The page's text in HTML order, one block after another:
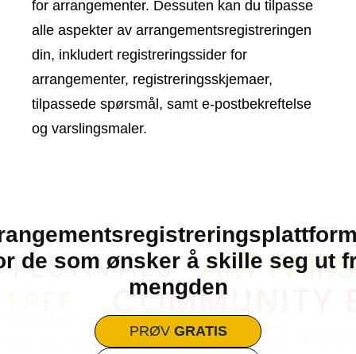
for arrangementer. Dessuten kan du tilpasse
alle aspekter av arrangementsregistreringen
din, inkludert registreringssider for
arrangementer, registreringsskjemaer,
tilpassede spørsmål, samt e-postbekreftelse
og varslingsmaler.
de som ønsker å skille seg ut
mengden
PRØV GRATIS